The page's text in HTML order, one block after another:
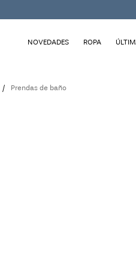
NOVEDADES ROPA
Prendas de baño